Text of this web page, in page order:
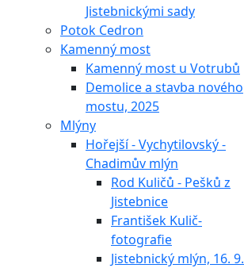
Jistebnickými sady
Potok Cedron
Kamenný most
Kamenný most u Votrubů
Demolice a stavba nového
mostu, 2025
Mlýny
Hořejší - Vychytilovský -
Chadimův mlýn
Rod Kuličů - Pešků z
Jistebnice
František Kulič-
fotografie
Jistebnický mlýn, 16. 9.